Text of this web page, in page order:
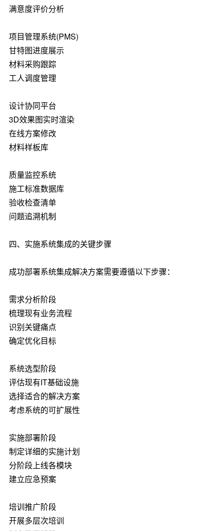
满意度评价分析
项目管理系统(PMS)
甘特图进度展示
材料采购跟踪
工人调度管理
设计协同平台
3D效果图实时渲染
在线方案修改
材料样板库
质量监控系统
施工标准数据库
验收检查清单
问题追溯机制
四、实施系统集成的关键步骤
成功部署系统集成解决方案需要遵循以下步骤：
需求分析阶段
梳理现有业务流程
识别关键痛点
确定优化目标
系统选型阶段
评估现有IT基础设施
选择适合的解决方案
考虑系统的可扩展性
实施部署阶段
制定详细的实施计划
分阶段上线各模块
建立应急预案
培训推广阶段
开展多层次培训